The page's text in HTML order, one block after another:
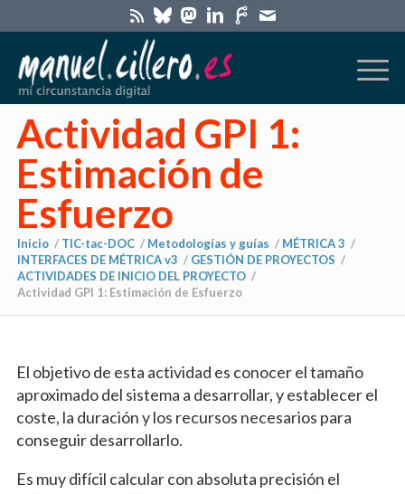
Actividad GPI 1:
Estimación de
Esfuerzo
Inicio / TIC-tac-DOC / Metodologías y guías / MÉTRICA 3 /
INTERFACES DE MÉTRICA v3 / GESTIÓN DE PROYECTOS /
ACTIVIDADES DE INICIO DEL PROYECTO /
Actividad GPI 1: Estimación de Esfuerzo
El objetivo de esta actividad es conocer el tamaño
aproximado del sistema a desarrollar, y establecer el
coste, la duración y los recursos necesarios para
conseguir desarrollarlo.
Es muy difícil calcular con absoluta precisión el